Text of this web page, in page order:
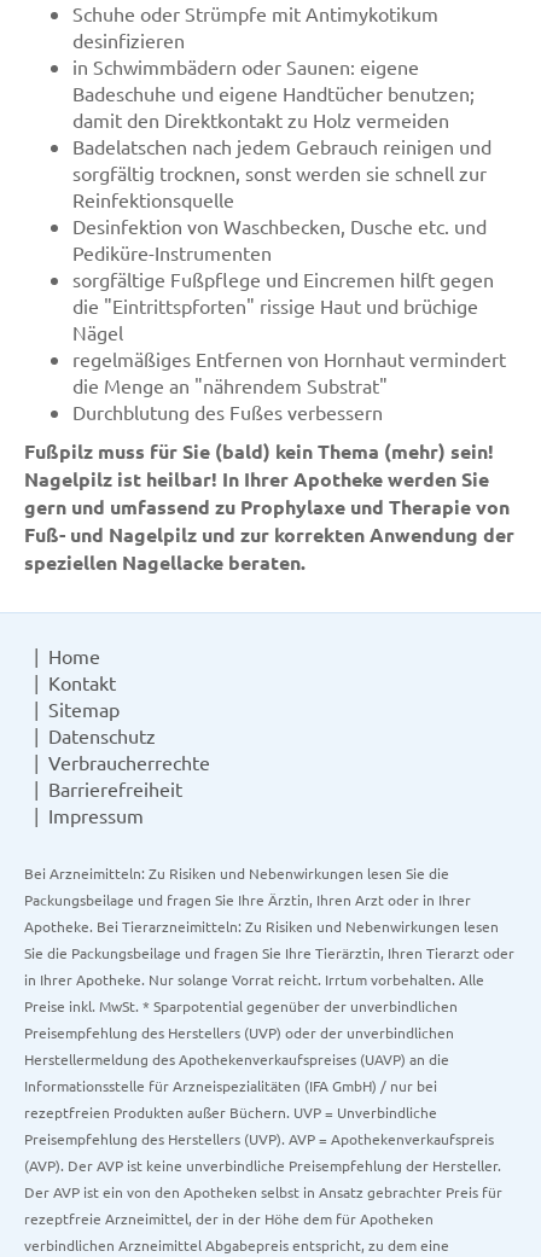
Schuhe oder Strümpfe mit Antimykotikum
desinfizieren
in Schwimmbädern oder Saunen: eigene
Badeschuhe und eigene Handtücher benutzen;
damit den Direktkontakt zu Holz vermeiden
Badelatschen nach jedem Gebrauch reinigen und
sorgfältig trocknen, sonst werden sie schnell zur
Reinfektionsquelle
Desinfektion von Waschbecken, Dusche etc. und
Pediküre-Instrumenten
sorgfältige Fußpflege und Eincremen hilft gegen
die "Eintrittspforten" rissige Haut und brüchige
Nägel
regelmäßiges Entfernen von Hornhaut vermindert
die Menge an "nährendem Substrat"
Durchblutung des Fußes verbessern
Fußpilz muss für Sie (bald) kein Thema (mehr) sein!
Nagelpilz ist heilbar! In Ihrer Apotheke werden Sie
gern und umfassend zu Prophylaxe und Therapie von
Fuß- und Nagelpilz und zur korrekten Anwendung der
speziellen Nagellacke beraten.
Home
Kontakt
Sitemap
Datenschutz
Verbraucherrechte
Barrierefreiheit
Impressum
Bei Arzneimitteln: Zu Risiken und Nebenwirkungen lesen Sie die
Packungsbeilage und fragen Sie Ihre Ärztin, Ihren Arzt oder in Ihrer
Apotheke. Bei Tierarzneimitteln: Zu Risiken und Nebenwirkungen lesen
Sie die Packungsbeilage und fragen Sie Ihre Tierärztin, Ihren Tierarzt oder
in Ihrer Apotheke. Nur solange Vorrat reicht. Irrtum vorbehalten. Alle
Preise inkl. MwSt. * Sparpotential gegenüber der unverbindlichen
Preisempfehlung des Herstellers (UVP) oder der unverbindlichen
Herstellermeldung des Apothekenverkaufspreises (UAVP) an die
Informationsstelle für Arzneispezialitäten (IFA GmbH) / nur bei
rezeptfreien Produkten außer Büchern. UVP = Unverbindliche
Preisempfehlung des Herstellers (UVP). AVP = Apothekenverkaufspreis
(AVP). Der AVP ist keine unverbindliche Preisempfehlung der Hersteller.
Der AVP ist ein von den Apotheken selbst in Ansatz gebrachter Preis für
rezeptfreie Arzneimittel, der in der Höhe dem für Apotheken
verbindlichen Arzneimittel Abgabepreis entspricht, zu dem eine